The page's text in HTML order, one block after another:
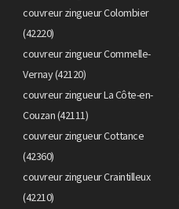
couvreur zingueur Colombier
(42220)
couvreur zingueur Commelle-
Vernay (42120)
couvreur zingueur La Côte-en-
Couzan (42111)
couvreur zingueur Cottance
(42360)
couvreur zingueur Craintilleux
(42210)